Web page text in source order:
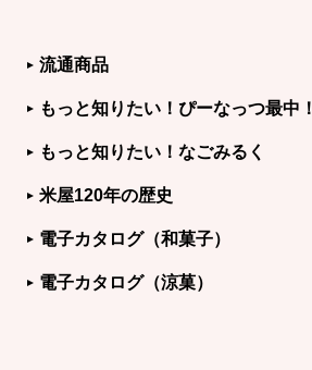
流通商品
もっと知りたい！ぴーなっつ最中！
もっと知りたい！なごみるく
米屋120年の歴史
電子カタログ（和菓子）
電子カタログ（涼菓）